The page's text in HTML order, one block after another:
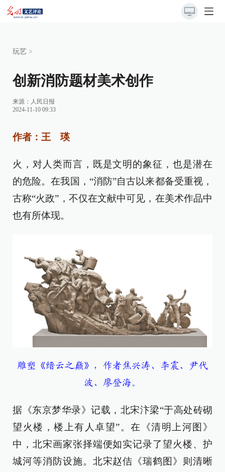
玩艺 >
创新消防题材美术创作
来源： 人民日报
2024-11-10 09:33
作者：王 瑛
火，对人类而言，既是文明的象征，也是潜在
的危险。在我国，“消防”自古以来都备受重视，
古称“火政”，不仅在文献中可见，在美术作品中
也有所体现。
雕塑《缙云之巅》，作者焦兴涛、李震、尹代
波、廖登海。
据《东京梦华录》记载，北宋汴梁“于高处砖砌
望火楼，楼上有人卓望”。在《清明上河图》
中，北宋画家张择端便如实记录了望火楼、护
城河等消防设施。北宋赵佶《瑞鹤图》则清晰